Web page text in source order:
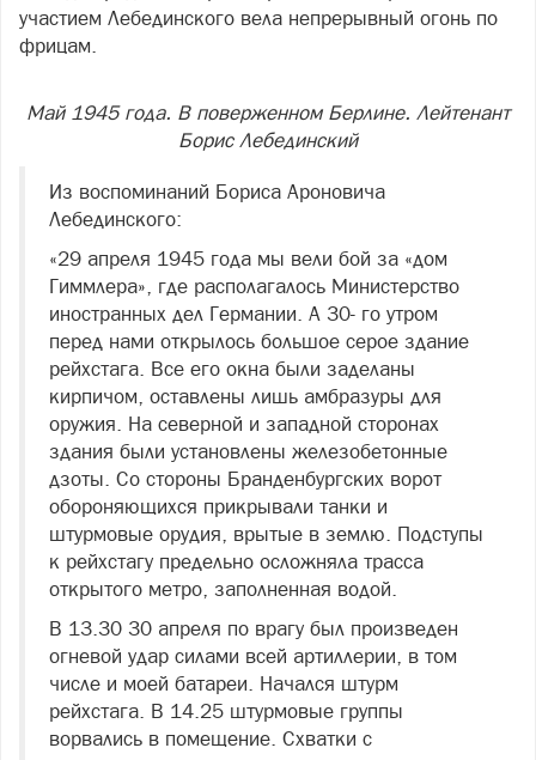
участием Лебединского вела непрерывный огонь по
фрицам.
Май 1945 года. В поверженном Берлине. Лейтенант
Борис Лебединский
Из воспоминаний Бориса Ароновича
Лебединского:
«29 апреля 1945 года мы вели бой за «дом
Гиммлера», где располагалось Министерство
иностранных дел Германии. А 30- го утром
перед нами открылось большое серое здание
рейхстага. Все его окна были заделаны
кирпичом, оставлены лишь амбразуры для
оружия. На северной и западной сторонах
здания были установлены железобетонные
дзоты. Со стороны Бранденбургских ворот
обороняющихся прикрывали танки и
штурмовые орудия, врытые в землю. Подступы
к рейхстагу предельно осложняла трасса
открытого метро, заполненная водой.
В 13.30 30 апреля по врагу был произведен
огневой удар силами всей артиллерии, в том
числе и моей батареи. Начался штурм
рейхстага. В 14.25 штурмовые группы
ворвались в помещение. Схватки с